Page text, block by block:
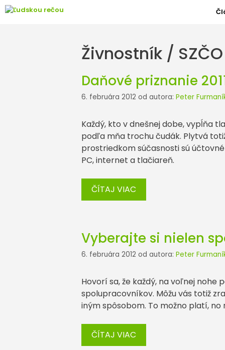
Preskočiť
Živnostník /
Daňové priznanie
6. februára 2012 od autora: Peter
Každý, kto v dnešnej dobe, vypĺňa
podľa mňa trochu čudák. Plytvá
prostriedkom súčasnosti sú
PC, internet a tlačiareň.
ČÍTAJ VIAC
Vyberajte si nielen
6. februára 2012 od autora: Peter
Hovorí sa, že každý, na voľnej
spolupracovníkov. Môžu vás totiž
iným spôsobom. To možno platí,
ČÍTAJ VIAC